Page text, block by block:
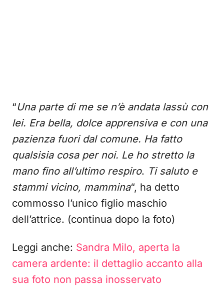
“Una parte di me se n’è andata lassù con
lei. Era bella, dolce apprensiva e con una
pazienza fuori dal comune. Ha fatto
qualsisia cosa per noi. Le ho stretto la
mano fino all’ultimo respiro. Ti saluto e
stammi vicino, mammina“, ha detto
commosso l’unico figlio maschio
dell’attrice. (continua dopo la foto)
Leggi anche: Sandra Milo, aperta la
camera ardente: il dettaglio accanto alla
sua foto non passa inosservato